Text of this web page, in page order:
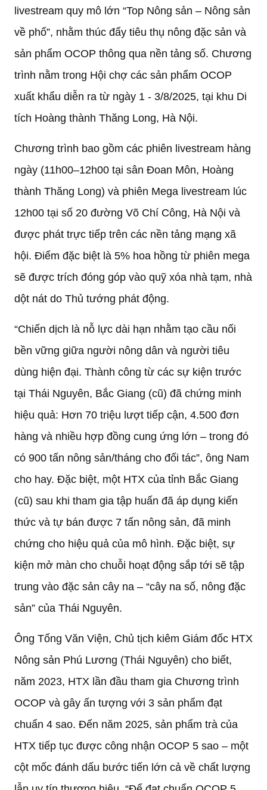
livestream quy mô lớn “Top Nông sản – Nông sản
về phố”, nhằm thúc đẩy tiêu thụ nông đặc sản và
sản phẩm OCOP thông qua nền tảng số. Chương
trình nằm trong Hội chợ các sản phẩm OCOP
xuất khẩu diễn ra từ ngày 1 - 3/8/2025, tại khu Di
tích Hoàng thành Thăng Long, Hà Nội.
Chương trình bao gồm các phiên livestream hàng
ngày (11h00–12h00 tại sân Đoan Môn, Hoàng
thành Thăng Long) và phiên Mega livestream lúc
12h00 tại số 20 đường Võ Chí Công, Hà Nội và
được phát trực tiếp trên các nền tảng mạng xã
hội. Điểm đặc biệt là 5% hoa hồng từ phiên mega
sẽ được trích đóng góp vào quỹ xóa nhà tạm, nhà
dột nát do Thủ tướng phát động.
“Chiến dịch là nỗ lực dài hạn nhằm tạo cầu nối
bền vững giữa người nông dân và người tiêu
dùng hiện đại. Thành công từ các sự kiện trước
tại Thái Nguyên, Bắc Giang (cũ) đã chứng minh
hiệu quả: Hơn 70 triệu lượt tiếp cận, 4.500 đơn
hàng và nhiều hợp đồng cung ứng lớn – trong đó
có 900 tấn nông sản/tháng cho đối tác”, ông Nam
cho hay. Đặc biệt, một HTX của tỉnh Bắc Giang
(cũ) sau khi tham gia tập huấn đã áp dụng kiến
thức và tự bán được 7 tấn nông sản, đã minh
chứng cho hiệu quả của mô hình. Đặc biệt, sự
kiện mở màn cho chuỗi hoạt động sắp tới sẽ tập
trung vào đặc sản cây na – “cây na số, nông đặc
sản” của Thái Nguyên.
Ông Tống Văn Viện, Chủ tịch kiêm Giám đốc HTX
Nông sản Phú Lương (Thái Nguyên) cho biết,
năm 2023, HTX lần đầu tham gia Chương trình
OCOP và gây ấn tượng với 3 sản phẩm đạt
chuẩn 4 sao. Đến năm 2025, sản phẩm trà của
HTX tiếp tục được công nhận OCOP 5 sao – một
cột mốc đánh dấu bước tiến lớn cả về chất lượng